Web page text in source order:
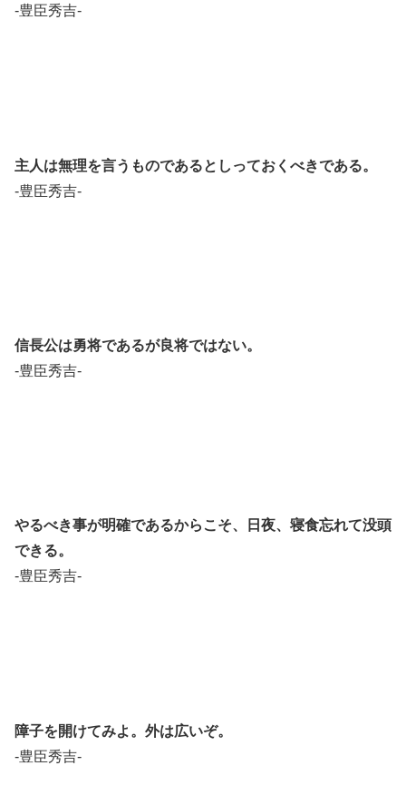
-豊臣秀吉-
主人は無理を言うものであるとしっておくべきである。
-豊臣秀吉-
信長公は勇将であるが良将ではない。
-豊臣秀吉-
やるべき事が明確であるからこそ、日夜、寝食忘れて没頭
できる。
-豊臣秀吉-
障子を開けてみよ。外は広いぞ。
-豊臣秀吉-